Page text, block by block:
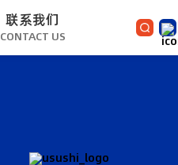
联系我们
CONTACT US